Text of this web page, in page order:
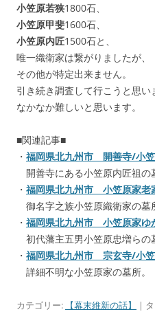
小笠原若狭1800石、
小笠原甲斐1600石、
小笠原内匠1500石と、
唯一織衛家は繋がりましたが、
その他が特定出来ません。
引き続き調査して行こうと思い
なかなか難しいと思います。
■関連記事■
・ 福岡県北九州市 開善寺/小
開善寺にある小笠原内匠祖の
・ 福岡県北九州市 小笠原家老
御名字之族小笠原織衛家の墓
・ 福岡県北九州市 小笠原家ゆ
初代藩主五男小笠原忠増らの
・ 福岡県北九州市 宗玄寺/小
詳細不明な小笠原家の墓所。
カテゴリー: 【幕末維新の話】 |